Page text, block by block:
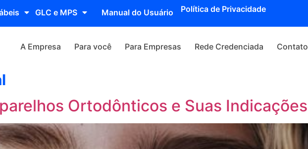
GLC e MPS Manual do Usuário Política de Privacidade
A Empresa Para você Para Empresas Rede Credenciada Contato
Ortodônticos e Suas Indicações